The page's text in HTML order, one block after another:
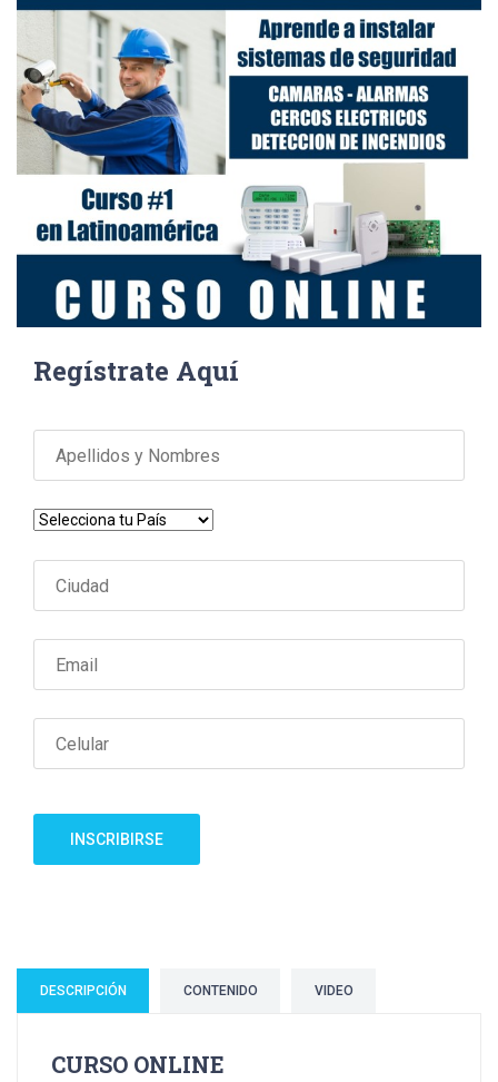
Regístrate Aquí
INSCRIBIRSE
DESCRIPCIÓN CONTENIDO VIDEO
CURSO ONLINE